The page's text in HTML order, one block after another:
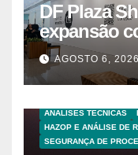
DF Plaza
expansão
grandes
de espaço
Capital
AGOSTO 6, 2026
ANALISES TECNICAS
HAZOP E ANÁLISE DE
SEGURANÇA DE